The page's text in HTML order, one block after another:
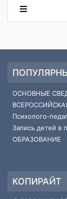
ОСНОВНЫЕ
Психолого-
Запись детей в
ОБРАЗОВАНИЕ
КОПИРАЙТ